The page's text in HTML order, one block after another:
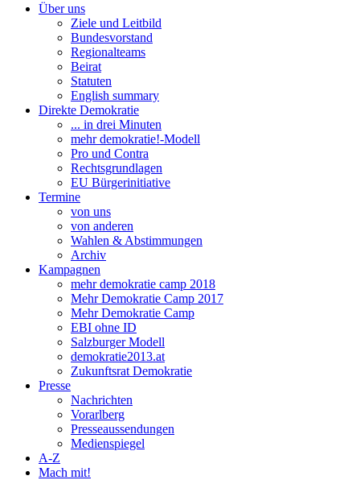
Über uns
Ziele und Leitbild
Bundesvorstand
Regionalteams
Beirat
Statuten
English summary
Direkte Demokratie
... in drei Minuten
mehr demokratie!-Modell
Pro und Contra
Rechtsgrundlagen
EU Bürgerinitiative
Termine
von uns
von anderen
Wahlen & Abstimmungen
Archiv
Kampagnen
mehr demokratie camp 2018
Mehr Demokratie Camp 2017
Mehr Demokratie Camp
EBI ohne ID
Salzburger Modell
demokratie2013.at
Zukunftsrat Demokratie
Presse
Nachrichten
Vorarlberg
Presseaussendungen
Medienspiegel
A-Z
Mach mit!